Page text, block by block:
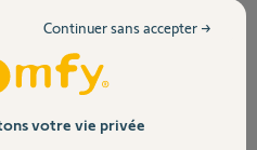
occasion
Bonjour,
J’ai acheté une box
TaHoma d’occasion sur
Internet, client non
satisfait du la revente.
votre vie privée
Continuer sans accepter →